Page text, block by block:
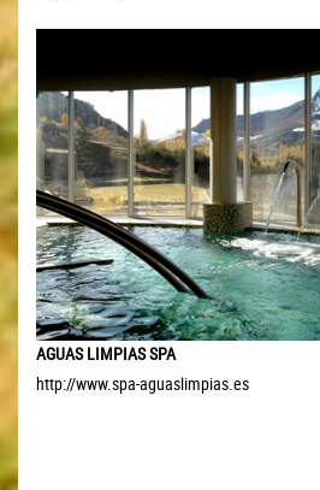
AGUAS LIMPIAS SPA
http://www.spa-aguaslimpias.es